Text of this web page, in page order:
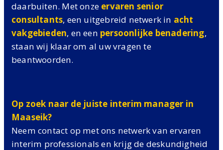
daarbuiten. Met onze ervaren senior
consultants, een uitgebreid netwerk in acht
vakgebieden, en een persoonlijke benadering,
staan wij klaar om al uw vragen te
beantwoorden.
Op zoek naar de juiste interim manager in
Maaseik?
Neem contact op met ons netwerk van ervaren
interim professionals en krijg de deskundigheid